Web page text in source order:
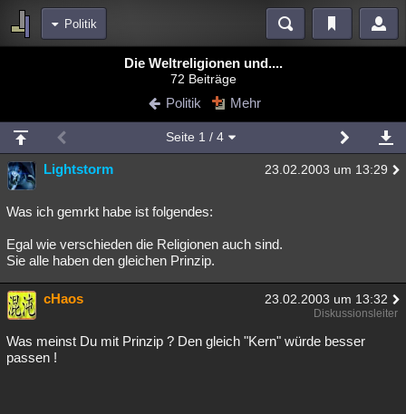
Politik
Blogs
Chat Wiki Neuigkeiten
meine Rubriken
Menschen Wissenschaft Mystery Kriminalfälle
Spiritualität Verschwörungen
Natur Umfragen Unterhaltung
Philosophie Literatur
Astronomie Helpdesk Gruppen Gaming Filme
Die Weltreligionen und....
72 Beiträge
Politik Mehr
Seite 1 / 4
Lightstorm 23.02.2003 um 13:29
Was ich gemrkt habe ist folgendes:
Egal wie verschieden die Religionen auch sind.
Sie alle haben den gleichen Prinzip.
cHaos 23.02.2003 um 13:32
Diskussionsleiter
Was meinst Du mit Prinzip ? Den gleich "Kern" würde besser
passen !